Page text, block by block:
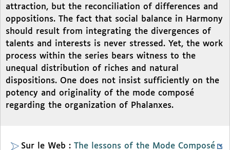
attraction, but the reconciliation of differences and
oppositions. The fact that social balance in Harmony
should result from integrating the divergences of
talents and interests is never stressed. Yet, the work
process within the series bears witness to the
unequal distribution of riches and natural
dispositions. One does not insist sufficiently on the
potency and originality of the mode composé
regarding the organization of Phalanxes.
Sur le Web : The lessons of the Mode Composé